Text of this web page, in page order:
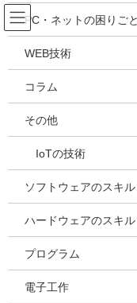
コ
ン
テ
ツ
ス
ッ
ナ
ビ
ゲ
シ
ン
移
吉川
HOME
2021年5月14日
PC・ネットの困りごと
WEB技術
コラム
その他
IoTの技術
ソフトウェアのスキル
ハードウェアのスキル
プログラム
電子工作